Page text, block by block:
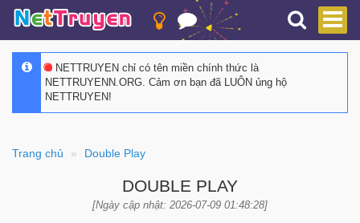
NETTRUYEN chỉ có tên miền chính thức là
NETTRUYENN.ORG. Cảm ơn bạn đã LUÔN ủng hộ
NETTRUYEN!
Trang chủ Double Play
DOUBLE PLAY
[Ngày cập nhật: 2026-07-09 01:48:28]